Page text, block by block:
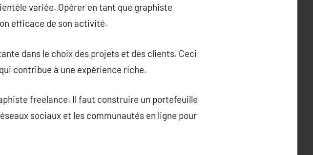
variée. Opérer en tant que graphiste
efficace de son activité.
dans le choix des projets et des clients. Ceci
contribue à une expérience riche.
freelance. Il faut construire un portefeuille
sociaux et les communautés en ligne pour